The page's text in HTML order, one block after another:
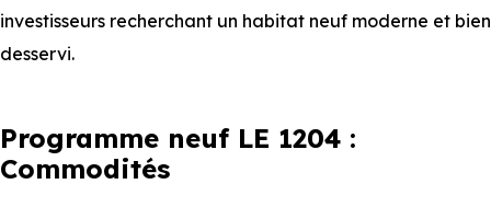
investisseurs recherchant un habitat neuf moderne et bien
desservi.
Programme neuf LE 1204 :
Commodités